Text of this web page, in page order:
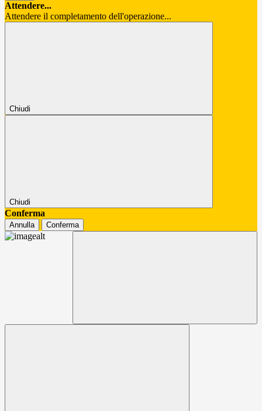
Attendere...
Attendere il completamento dell'operazione...
Chiudi
Chiudi
Conferma
Annulla Conferma